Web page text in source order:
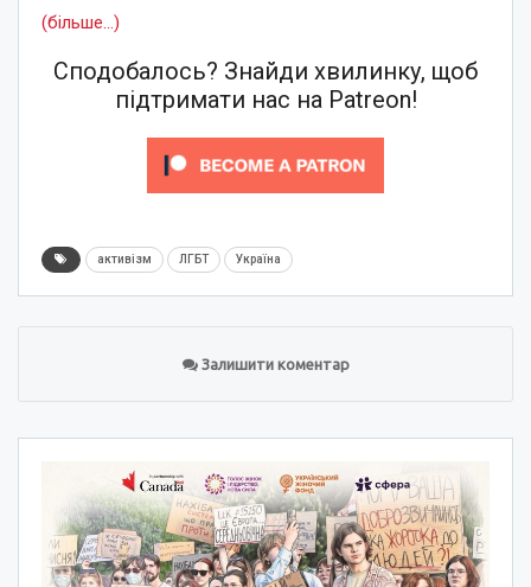
(більше…)
Сподобалось? Знайди хвилинку, щоб
підтримати нас на Patreon!
активізм ЛГБТ Україна
Залишити коментар